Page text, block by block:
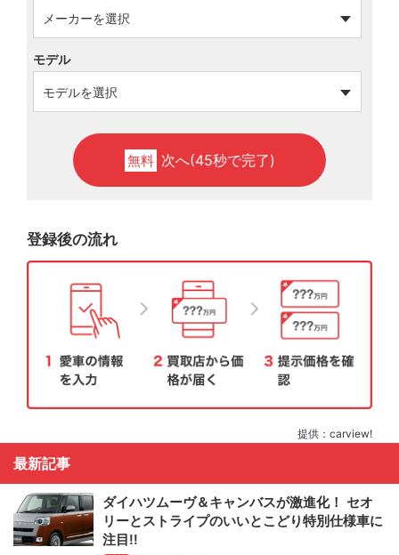
モデル
無料 次へ(45秒で完了)
登録後の流れ
提供：carview!
最新記事
ダイハツムーヴ＆キャンバスが激進化！ セオ
リーとストライプのいいとこどり特別仕様車に
注目!!